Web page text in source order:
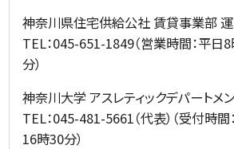
神奈川県住宅供給公社 賃貸事業部
TEL：045-651-1849（営業時間：平
分）
神奈川大学 アスレティックデパートメ
TEL：045-481-5661（代表）（受付時
16時30分）